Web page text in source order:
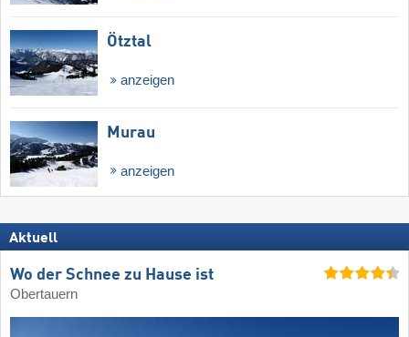
Ötztal
anzeigen
Murau
anzeigen
Aktuell
Wo der Schnee zu Hause ist
Obertauern